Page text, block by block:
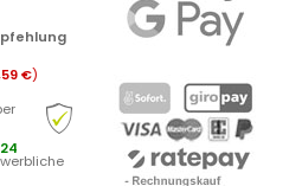
€)
24